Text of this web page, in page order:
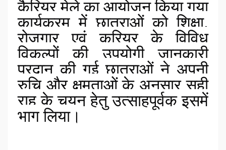
कैरियर मेले का आयोजन किया गया
कार्यक्रम में छात्राओं को शिक्षा,
रोजगार एवं करियर के विविध
विकल्पों की उपयोगी जानकारी
प्रदान की गई छात्राओं ने अपनी
रुचि और क्षमताओं के अनुसार सही
राह के चयन हेतु उत्साहपूर्वक इसमें
भाग लिया।